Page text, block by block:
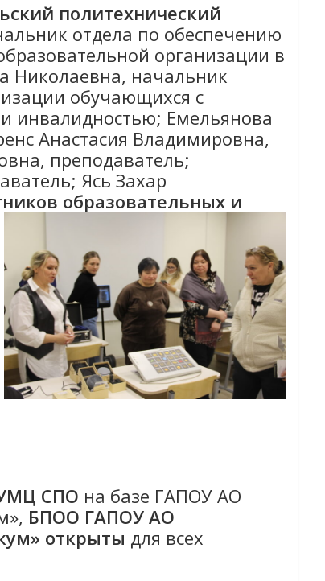
политехнический
отдела по обеспечению
организации в
Николаевна, начальник
обучающихся с
инвалидностью; Емельянова
Анастасия Владимировна,
преподаватель;
Ясь Захар
образовательных и
СПО на базе ГАПОУ АО
БПОО ГАПОУ АО
открыты для всех